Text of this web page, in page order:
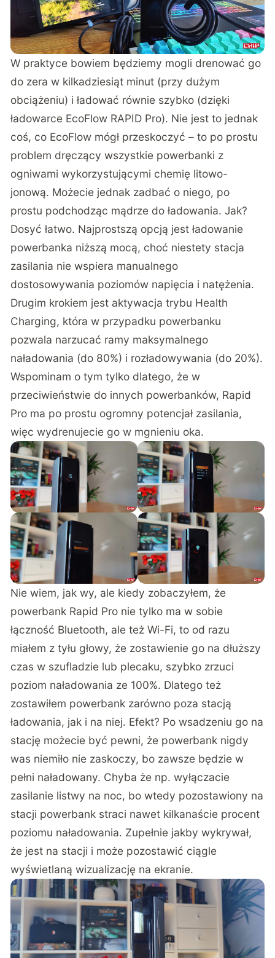
W praktyce bowiem będziemy mogli drenować go
do zera w kilkadziesiąt minut (przy dużym
obciążeniu) i ładować równie szybko (dzięki
ładowarce EcoFlow RAPID Pro). Nie jest to jednak
coś, co EcoFlow mógł przeskoczyć – to po prostu
problem dręczący wszystkie powerbanki z
ogniwami wykorzystującymi chemię litowo-
jonową. Możecie jednak zadbać o niego, po
prostu podchodząc mądrze do ładowania. Jak?
Dosyć łatwo. Najprostszą opcją jest ładowanie
powerbanka niższą mocą, choć niestety stacja
zasilania nie wspiera manualnego
dostosowywania poziomów napięcia i natężenia.
Drugim krokiem jest aktywacja trybu Health
Charging, która w przypadku powerbanku
pozwala narzucać ramy maksymalnego
naładowania (do 80%) i rozładowywania (do 20%).
Wspominam o tym tylko dlatego, że w
przeciwieństwie do innych powerbanków, Rapid
Pro ma po prostu ogromny potencjał zasilania,
więc wydrenujecie go w mgnieniu oka.
Nie wiem, jak wy, ale kiedy zobaczyłem, że
powerbank Rapid Pro nie tylko ma w sobie
łączność Bluetooth, ale też Wi-Fi, to od razu
miałem z tyłu głowy, że zostawienie go na dłuższy
czas w szufladzie lub plecaku, szybko zrzuci
poziom naładowania ze 100%. Dlatego też
zostawiłem powerbank zarówno poza stacją
ładowania, jak i na niej. Efekt? Po wsadzeniu go na
stację możecie być pewni, że powerbank nigdy
was niemiło nie zaskoczy, bo zawsze będzie w
pełni naładowany. Chyba że np. wyłączacie
zasilanie listwy na noc, bo wtedy pozostawiony na
stacji powerbank straci nawet kilkanaście procent
poziomu naładowania. Zupełnie jakby wykrywał,
że jest na stacji i może pozostawić ciągle
wyświetlaną wizualizację na ekranie.